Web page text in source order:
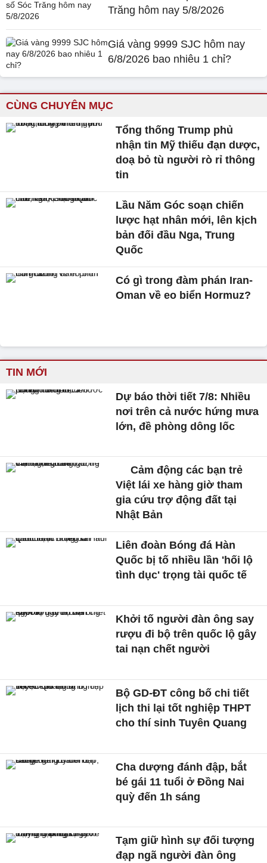
Trăng hôm nay 5/8/2026
Giá vàng 9999 SJC hôm nay
6/8/2026 bao nhiêu 1 chỉ?
CÙNG CHUYÊN MỤC
Tổng thống Trump phủ
nhận tin Mỹ thiếu đạn dược,
doạ bỏ tù người rò rỉ thông
tin
Lầu Năm Góc soạn chiến
lược hạt nhân mới, lên kịch
bản đối đầu Nga, Trung
Quốc
Có gì trong đàm phán Iran-
Oman về eo biển Hormuz?
TIN MỚI
Dự báo thời tiết 7/8: Nhiều
nơi trên cả nước hứng mưa
lớn, đề phòng dông lốc
Cảm động các bạn trẻ
Việt lái xe hàng giờ tham
gia cứu trợ động đất tại
Nhật Bản
Liên đoàn Bóng đá Hàn
Quốc bị tố nhiều lần 'hối lộ
tình dục' trọng tài quốc tế
Khởi tố người đàn ông say
rượu đi bộ trên quốc lộ gây
tai nạn chết người
Bộ GD-ĐT công bố chi tiết
lịch thi lại tốt nghiệp THPT
cho thí sinh Tuyên Quang
Cha dượng đánh đập, bắt
bé gái 11 tuổi ở Đồng Nai
quỳ đến 1h sáng
Tạm giữ hình sự đối tượng
đạp ngã người đàn ông